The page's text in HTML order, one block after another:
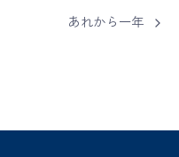
あれから一年